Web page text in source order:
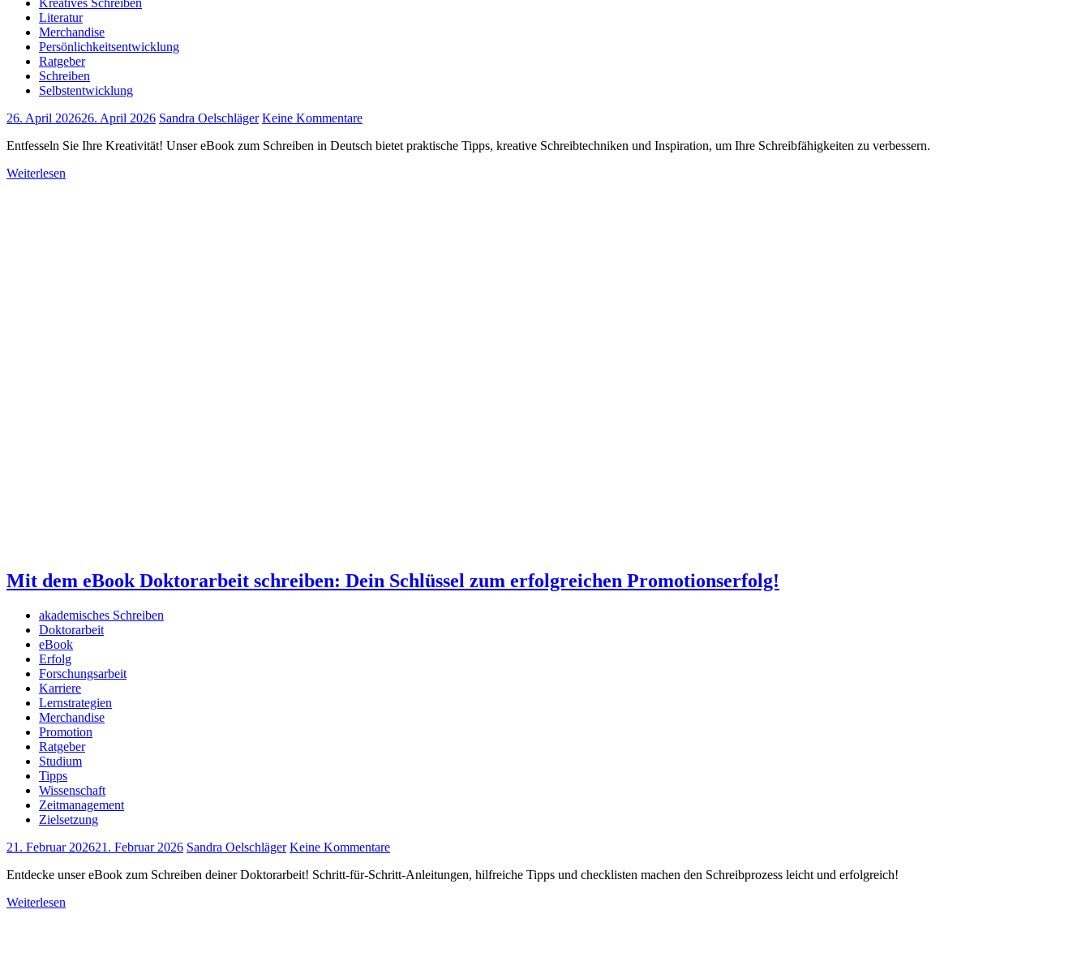
Literatur
Merchandise
Persönlichkeitsentwicklung
Ratgeber
Schreiben
Selbstentwicklung
26. April 202626. April 2026 Sandra Oelschläger Keine Kommentare
Entfesseln Sie Ihre Kreativität! Unser eBook zum Schreiben in Deutsch bietet praktische Tipps, kreative Schreibtechniken und Inspiration, um Ihre Schreibfähigkeiten zu verbessern.
Weiterlesen
Mit dem eBook Doktorarbeit schreiben: Dein Schlüssel zum erfolgreichen Promotionserfolg!
akademisches Schreiben
Doktorarbeit
eBook
Erfolg
Forschungsarbeit
Karriere
Lernstrategien
Merchandise
Promotion
Ratgeber
Studium
Tipps
Wissenschaft
Zeitmanagement
Zielsetzung
21. Februar 202621. Februar 2026 Sandra Oelschläger Keine Kommentare
Entdecke unser eBook zum Schreiben deiner Doktorarbeit! Schritt-für-Schritt-Anleitungen, hilfreiche Tipps und checklisten machen den Schreibprozess leicht und erfolgreich!
Weiterlesen